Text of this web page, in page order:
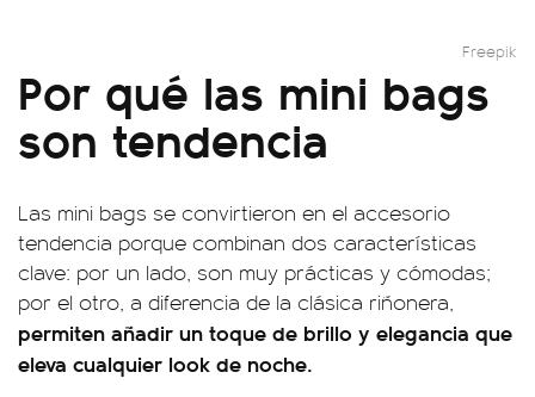
Freepik
Por qué las mini bags
son tendencia
Las mini bags se convirtieron en el accesorio
tendencia porque combinan dos características
clave: por un lado, son muy prácticas y cómodas;
por el otro, a diferencia de la clásica riñonera,
permiten añadir un toque de brillo y elegancia que
eleva cualquier look de noche.